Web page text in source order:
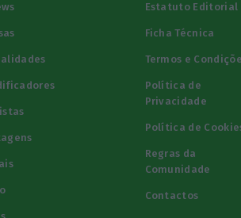
Estatuto Editorial
Ficha Técnica
Termos e
Política de
Privacidade
Política de
Regras da
Comunidade
Contactos